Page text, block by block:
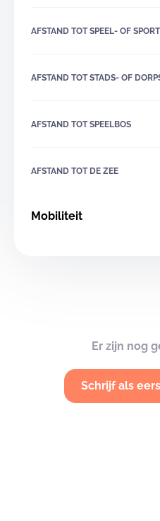
AFSTAND TOT SPEEL- OF
AFSTAND TOT STADS- OF
AFSTAND TOT SPEELBOS
AFSTAND TOT DE ZEE
Mobiliteit
Er zijn nog
Schrijf als